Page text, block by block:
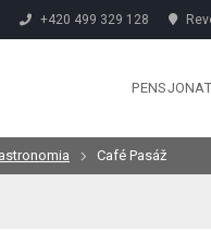
+420 499 329 128
Café Pasáž